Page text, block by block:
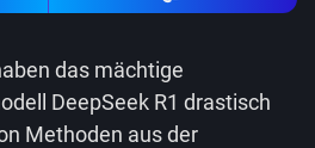
das mächtige
DeepSeek R1 drastisch
Methoden aus der